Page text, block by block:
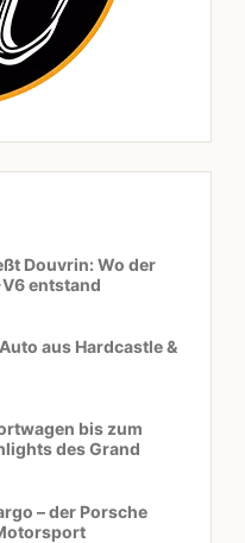
Douvrin: Wo der
entstand
aus Hardcastle &
bis zum
des Grand
– der Porsche